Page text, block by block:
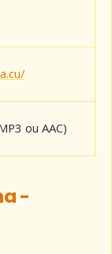
ou AAC)
-